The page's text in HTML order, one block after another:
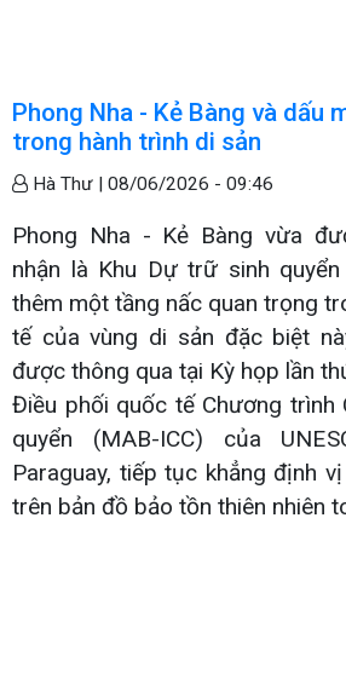
Phong Nha - Kẻ Bàng và dấu
trong hành trình di sản
Hà Thư | 08/06/2026 - 09:46
Phong Nha - Kẻ Bàng vừa
nhận là Khu Dự trữ sinh
thêm một tầng nấc quan trọng
tế của vùng di sản đặc biệt
được thông qua tại Kỳ họp lần
Điều phối quốc tế Chương trình
quyển (MAB-ICC) của
Paraguay, tiếp tục khẳng định
trên bản đồ bảo tồn thiên nhiên